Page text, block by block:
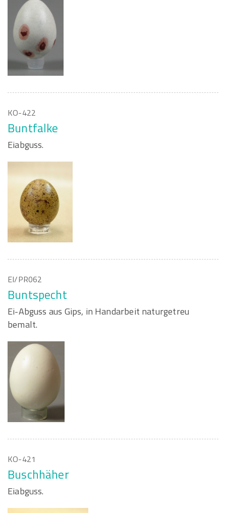
KO-422
Buntfalke
Eiabguss.
EI/PR062
Buntspecht
Ei-Abguss aus Gips, in Handarbeit naturgetreu
bemalt.
KO-421
Buschhäher
Eiabguss.